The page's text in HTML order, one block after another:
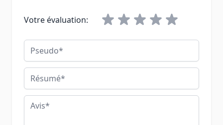
Votre évaluation:
Pseudo
Résumé
Avis